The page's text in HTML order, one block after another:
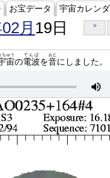
お宝データ 宇宙カレン
月 19日 >
宙
ちゅう
の電波
でんぱ
を音
おと
にしました。